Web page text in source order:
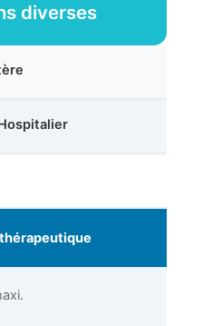
diverses